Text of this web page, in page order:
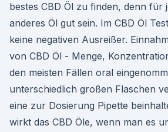
bestes CBD Öl zu finden, denn für
anderes Öl gut sein. Im CBD Öl
keine negativen Ausreißer.
von CBD Öl - Menge,
den meisten Fällen oral
unterschiedlich großen Flaschen
eine zur Dosierung Pipette
wirkt das CBD Öle, wenn man es